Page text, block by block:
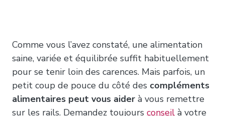
Comme vous l’avez constaté, une alimentation
saine, variée et équilibrée suffit habituellement
pour se tenir loin des carences. Mais parfois, un
petit coup de pouce du côté des compléments
alimentaires peut vous aider à vous remettre
sur les rails. Demandez toujours conseil à votre